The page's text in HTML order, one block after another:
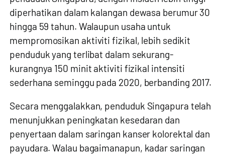
diperhatikan dalam kalangan dewasa berumur 30
hingga 59 tahun. Walaupun usaha untuk
mempromosikan aktiviti fizikal, lebih sedikit
penduduk yang terlibat dalam sekurang-
kurangnya 150 minit aktiviti fizikal intensiti
sederhana seminggu pada 2020, berbanding 2017.
Secara menggalakkan, penduduk Singapura telah
menunjukkan peningkatan kesedaran dan
penyertaan dalam saringan kanser kolorektal dan
payudara. Walau bagaimanapun, kadar saringan